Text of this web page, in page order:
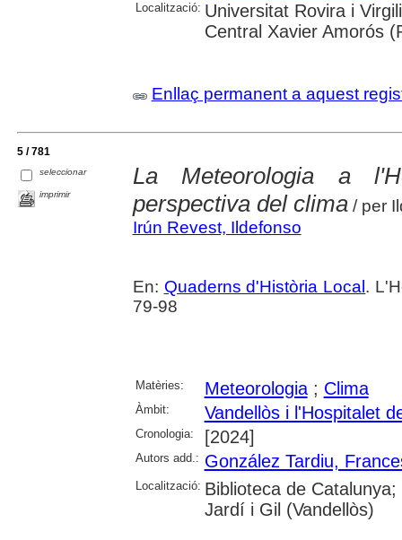
Localització: Universitat Rovira i
Central Xavier Amorós
Enllaç permanent a aquest
5 / 781
seleccionar
imprimir
La Meteorologia a
perspectiva del clima/ per
Irún Revest, Ildefonso
En: Quaderns d'Història Local .
79-98
Matèries: Meteorologia; Clima
Àmbit: Vandellòs i l'Hospitalet
Cronologia: [2024]
Autors add.: González Tardiu,
Localització: Biblioteca de
Jardí i Gil (Vandellòs)